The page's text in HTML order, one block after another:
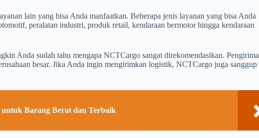
lain yang bisa Anda manfaatkan. Beberapa jenis layanan yang bisa Anda
peralatan industri, produk retail, kendaraan bermotor hingga kendaraan
Anda sudah tahu mengapa NCTCargo sangat direkomendasikan.
besar. Jika Anda ingin mengirimkan logistik, NCTCargo juga sanggup
Barang Berat dan Terbaik